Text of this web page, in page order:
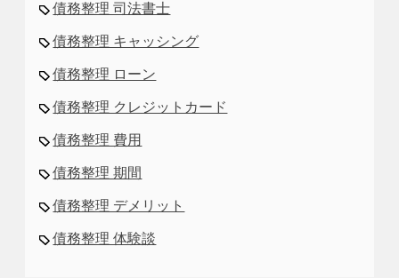
債務整理 司法書士
債務整理 キャッシング
債務整理 ローン
債務整理 クレジットカード
債務整理 費用
債務整理 期間
債務整理 デメリット
債務整理 体験談